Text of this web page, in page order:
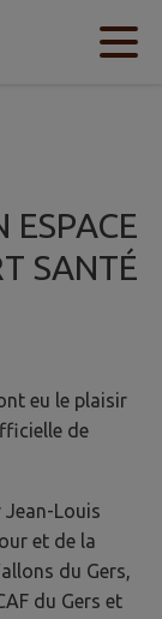
ESPACE
SANTÉ
eu le plaisir
de
Jean-Louis
et de la
du Gers,
du Gers et